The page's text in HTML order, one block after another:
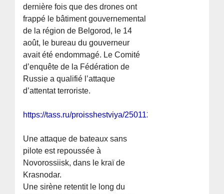
dernière fois que des drones ont
frappé le bâtiment gouvernemental
de la région de Belgorod, le 14
août, le bureau du gouverneur
avait été endommagé. Le Comité
d’enquête de la Fédération de
Russie a qualifié l’attaque
d’attentat terroriste.
https://tass.ru/proisshestviya/25011285
Une attaque de bateaux sans
pilote est repoussée à
Novorossiisk, dans le kraï de
Krasnodar.
Une sirène retentit le long du